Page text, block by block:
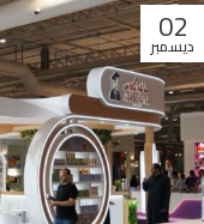
02
ديسمبر